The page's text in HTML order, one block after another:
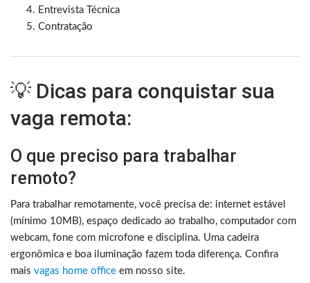
Entrevista Técnica
Contratação
💡 Dicas para conquistar sua
vaga remota:
O que preciso para trabalhar
remoto?
Para trabalhar remotamente, você precisa de: internet estável
(mínimo 10MB), espaço dedicado ao trabalho, computador com
webcam, fone com microfone e disciplina. Uma cadeira
ergonômica e boa iluminação fazem toda diferença. Confira
mais vagas home office em nosso site.